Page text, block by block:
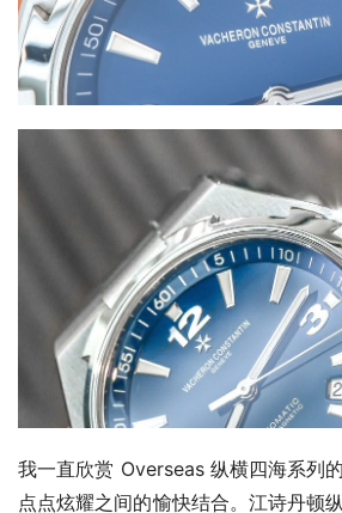
我一直欣赏 Overseas 纵横四海系列
点点炫耀之间的愉快结合。江诗丹顿